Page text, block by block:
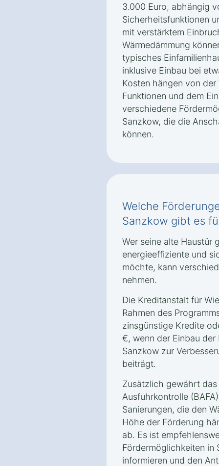
3.000 Euro, abhängig
Sicherheitsfunktionen
mit verstärktem
Wärmedämmung
typisches
inklusive Einbau bei
Kosten hängen von
Funktionen und dem
verschiedene
Sanzkow, die die
können.
Welche
Sanzkow gibt es
Wer seine alte Haustür
energieeffiziente und
möchte, kann
nehmen.
Die Kreditanstalt für
Rahmen des
zinsgünstige Kredite
€, wenn der Einbau
Sanzkow zur
beiträgt.
Zusätzlich gewährt
Ausfuhrkontrolle
Sanierungen, die den
Höhe der Förderung
ab. Es ist
Fördermöglichkeiten in
informieren und den